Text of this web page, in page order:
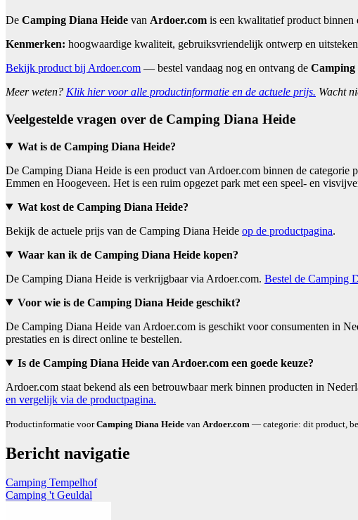
De Camping Diana Heide van Ardoer.com is een kwalitatief product binnen
Kenmerken: hoogwaardige kwaliteit, gebruiksvriendelijk ontwerp en
Bekijk product bij Ardoer.com — bestel vandaag nog en ontvang de Camping
Meer weten? Klik hier voor alle productinformatie en de actuele prijs. Wacht
Veelgestelde vragen over de Camping Diana Heide
Wat is de Camping Diana Heide?
De Camping Diana Heide is een product van Ardoer.com binnen de categorie
Emmen en Hoogeveen. Het is een ruim opgezet park met een speel- en
Wat kost de Camping Diana Heide?
Bekijk de actuele prijs van de Camping Diana Heide op de productpagina.
Waar kan ik de Camping Diana Heide kopen?
De Camping Diana Heide is verkrijgbaar via Ardoer.com. Bestel de Camping
Voor wie is de Camping Diana Heide geschikt?
De Camping Diana Heide van Ardoer.com is geschikt voor consumenten in
prestaties en is direct online te bestellen.
Is de Camping Diana Heide van Ardoer.com een goede keuze?
Ardoer.com staat bekend als een betrouwbaar merk binnen producten in
en vergelijk via de productpagina.
Productinformatie voorCamping Diana Heide van Ardoer.com — categorie: dit product,
Bericht navigatie
Camping Tempelhof
Camping 't Geuldal